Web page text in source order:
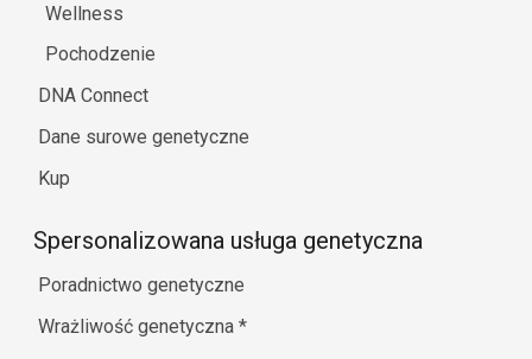
Wellness
Pochodzenie
DNA Connect
Dane surowe genetyczne
Kup
Spersonalizowana usługa genetyczna
Poradnictwo genetyczne
Wrażliwość genetyczna *